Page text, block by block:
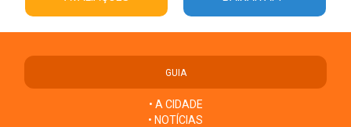
GUIA
• A CIDADE
• NOTÍCIAS